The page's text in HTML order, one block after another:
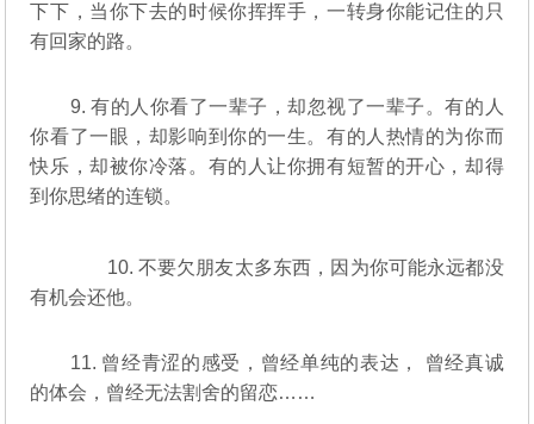
下下，当你下去的时候你挥挥手，一转身你能记住的只
有回家的路。
9. 有的人你看了一辈子，却忽视了一辈子。有的人
你看了一眼，却影响到你的一生。有的人热情的为你而
快乐，却被你冷落。有的人让你拥有短暂的开心，却得
到你思绪的连锁。
10. 不要欠朋友太多东西，因为你可能永远都没
有机会还他。
11. 曾经青涩的感受，曾经单纯的表达， 曾经真诚
的体会，曾经无法割舍的留恋……